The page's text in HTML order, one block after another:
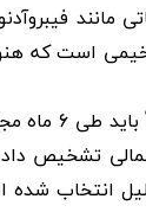
مانند
است که
بیمار
تشخیص
انتخاب